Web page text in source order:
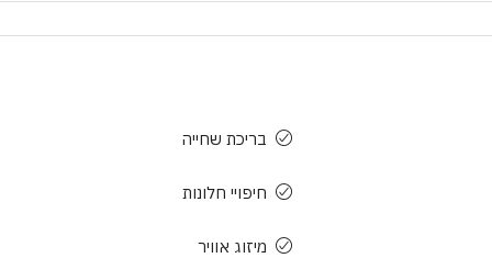
בריכת שחייה
חיפויי חלונות
מיזוג אוויר